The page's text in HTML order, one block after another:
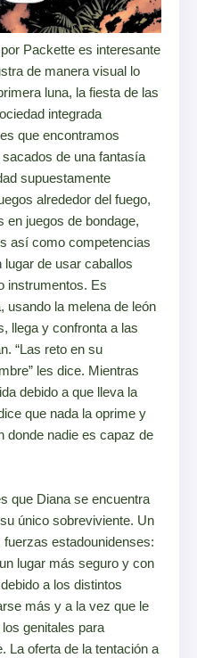
Packette es interesante
de manera visual lo
luna, la fiesta de las
integrada
que encontramos
de una fantasía
supuestamente
alrededor del fuego,
en juegos de bondage,
así como competencias
de usar caballos
instrumentos. Es
usando la melena de león
llega y confronta a las
“Las reto en su
les dice. Mientras
debido a que lleva la
que nada la oprime y
donde nadie es capaz de
que Diana se encuentra
único sobreviviente. Un
estadounidenses:
lugar más seguro y con
a los distintos
más y a la vez que le
genitales para
La oferta de la tentación a